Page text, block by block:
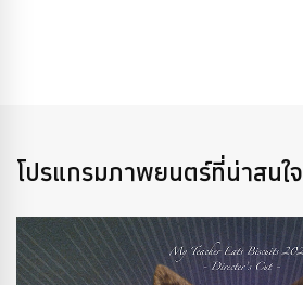
โปรแกรมภาพยนตร์ที่น่าสนใจ